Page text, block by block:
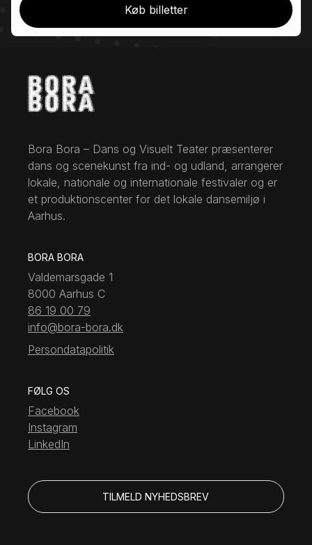
Køb billetter
Bora Bora – Dans og Visuelt Teater præsenterer
dans og scenekunst fra ind- og udland, arrangerer
lokale, nationale og internationale festivaler og er
et produktionscenter for det lokale dansemiljø i
Aarhus.
BORA BORA
Valdemarsgade 1
8000 Aarhus C
86 19 00 79
info@bora-bora.dk
Persondatapolitik
FØLG OS
Facebook
Instagram
LinkedIn
TILMELD NYHEDSBREV